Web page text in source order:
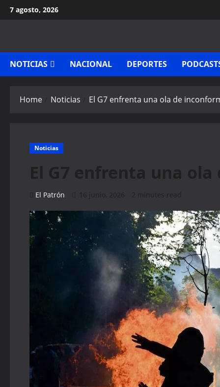
Skip
to
7 agosto, 2026
NOTICIAS NACIONAL DEPORTES
Home Noticias El G7 enfrenta una ola de
Noticias
El G7 enfrenta una
El Patrón 16 junio, 2026 2 minutes read